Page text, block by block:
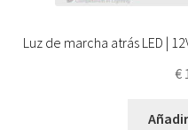
Luz de marcha atrás LED |
€